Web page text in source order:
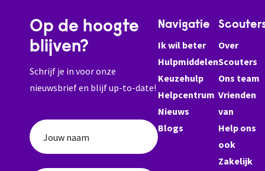
Op de hoogte
blijven?
Schrijf je in voor onze
nieuwsbrief en blijf up-to-date!
Jouw naam
Navigatie
Ik wil beter
Hulpmiddelen
Keuzehulp
Helpcentrum
Nieuws
Blogs
Over
Scouters
Ons team
Vrienden
van
Help ons
ook
Zakelijk